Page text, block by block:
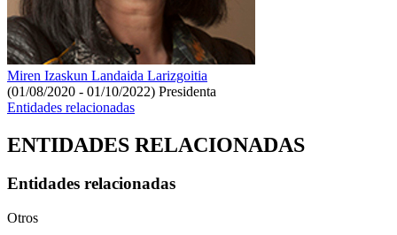
Miren Izaskun Landaida Larizgoitia
(01/08/2020 - 01/10/2022) Presidenta
Entidades relacionadas
ENTIDADES RELACIONADAS
Entidades relacionadas
Otros